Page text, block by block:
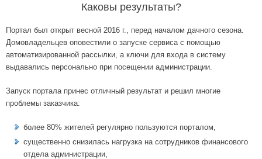
Каковы результаты?
Портал был открыт весной 2016 г., перед началом дачного сезона.
Домовладельцев оповестили о запуске сервиса с помощью
автоматизированной рассылки, а ключи для входа в систему
выдавались персонально при посещении администрации.
Запуск портала принес отличный результат и решил многие
проблемы заказчика:
более 80% жителей регулярно пользуются порталом,
существенно снизилась нагрузка на сотрудников финансового
отдела администрации,